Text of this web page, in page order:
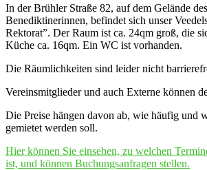
In der Brühler Straße 82, auf dem Gelände
Benediktinerinnen, befindet sich unser
Rektorat”. Der Raum ist ca. 24qm groß, die
Küche ca. 16qm. Ein WC ist vorhanden.
Die Räumlichkeiten sind leider nicht
Vereinsmitglieder und auch Externe können
Die Preise hängen davon ab, wie häufig und
gemietet werden soll.
Hier können Sie einsehen, zu welchen
ist, und können Buchungsanfragen stellen.